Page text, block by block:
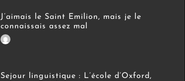
J’aimais le Saint Emilion, mais je le
connaissais assez mal
Sejour linguistique : L’école d’Oxford,